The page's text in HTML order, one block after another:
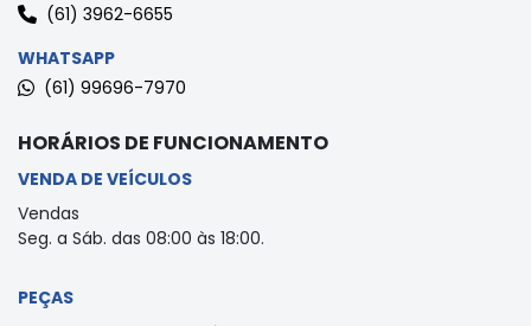
(61) 3962-6655
WHATSAPP
(61) 99696-7970
HORÁRIOS DE FUNCIONAMENTO
VENDA DE VEÍCULOS
Vendas
Seg. a Sáb. das 08:00 às 18:00.
PEÇAS